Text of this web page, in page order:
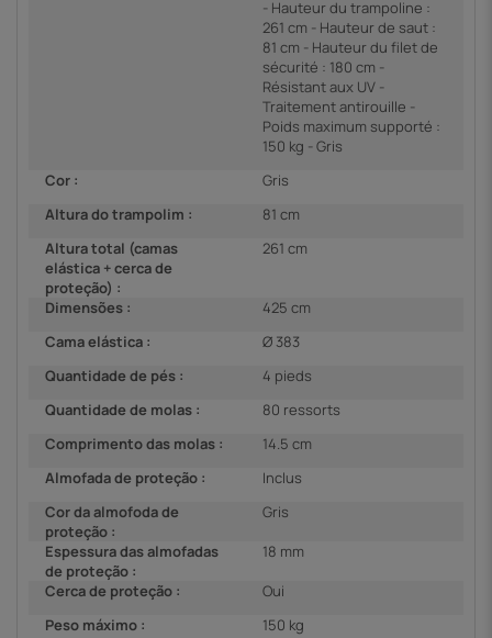
- Hauteur du trampoline :
261 cm - Hauteur de saut :
81 cm - Hauteur du filet de
sécurité : 180 cm -
Résistant aux UV -
Traitement antirouille -
Poids maximum supporté :
150 kg - Gris
Cor :
Gris
Altura do trampolim :
81 cm
Altura total (camas
elástica + cerca de
proteção) :
261 cm
Dimensões :
425 cm
Cama elástica :
Ø 383
Quantidade de pés :
4 pieds
Quantidade de molas :
80 ressorts
Comprimento das molas :
14.5 cm
Almofada de proteção :
Inclus
Cor da almofoda de
proteção :
Gris
Espessura das almofadas
de proteção :
18 mm
Cerca de proteção :
Oui
Peso máximo :
150 kg